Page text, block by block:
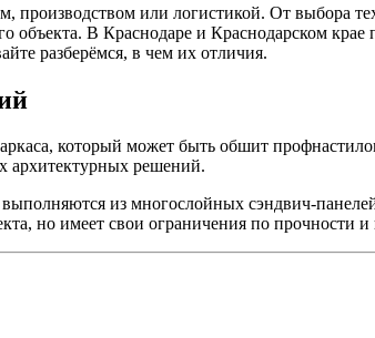
или логистикой. От выбора
объекта. В Краснодаре и Краснодарском
разберёмся, в чем их отличия.
который может быть обшит
архитектурных решений.
из многослойных сэндвич-
но имеет свои ограничения по прочности